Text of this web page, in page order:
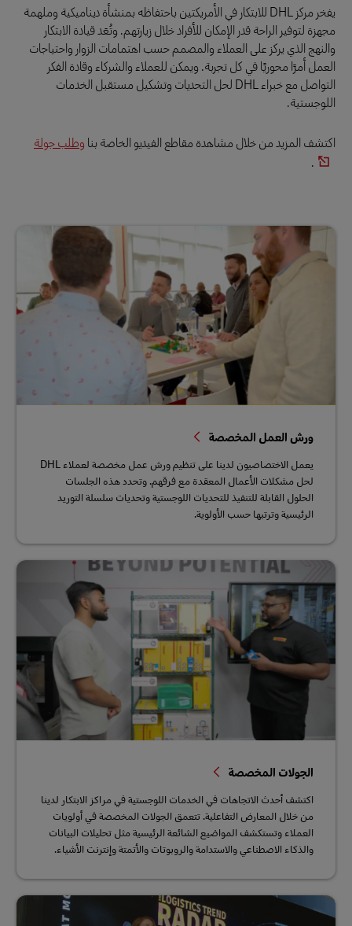
يفخر مركز DHL للابتكار في الأمريكتين باحتفاظه بمنشأة ديناميكية وملهمة
مجهزة لتوفير الراحة قدر الإمكان للأفراد خلال زيارتهم. وتُعَد قيادة الابتكار
والنهج الذي يركز على العملاء والمصمم حسب اهتمامات الزوار واحتياجات
العمل أمرًا محوريًا في كل تجربة. ويمكن للعملاء والشركاء وقادة الفكر
التواصل مع خبراء DHL لحل التحديات وتشكيل مستقبل الخدمات
اللوجستية.
اكتشف المزيد من خلال مشاهدة مقاطع الفيديو الخاصة بناوطلب جولة
.
ورش العمل المخصصة
يعمل الاختصاصيون لدينا على تنظيم ورش عمل مخصصة لعملاء DHL
لحل مشكلات الأعمال المعقدة مع فرقهم. وتحدد هذه الجلسات
الحلول القابلة للتنفيذ للتحديات اللوجستية وتحديات سلسلة التوريد
الرئيسية وترتبها حسب الأولوية.
الجولات المخصصة
اكتشف أحدث الاتجاهات في الخدمات اللوجستية في مراكز الابتكار لدينا
من خلال المعارض التفاعلية. تتعمق الجولات المخصصة في أولويات
العملاء وتستكشف المواضيع الشائعة الرئيسية مثل تحليلات البيانات
والذكاء الاصطناعي والاستدامة والروبوتات والأتمتة وإنترنت الأشياء.